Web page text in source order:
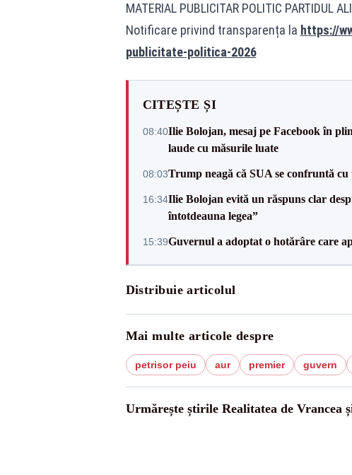
MATERIAL PUBLICITAR POLITIC PARTIDUL
Notificare privind transparența la https://
publicitate-politica-2026
CITEȘTE ȘI
08:40Ilie Bolojan, mesaj pe Facebook în
laude cu măsurile luate
08:03Trump neagă că SUA se confruntă
16:34Ilie Bolojan evită un răspuns clar
întotdeauna legea”
15:39Guvernul a adoptat o hotărâre care
Distribuie articolul
Mai multe articole despre
petrisor peiu aur premier guvern
Urmărește știrile Realitatea de Vrancea